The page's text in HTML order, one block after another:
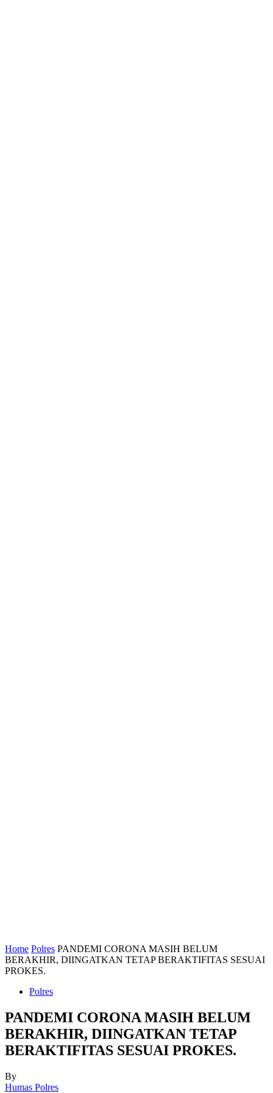
Home Polres PANDEMI CORONA MASIH BELUM
BERAKHIR, DIINGATKAN TETAP BERAKTIFITAS SESUAI
PROKES.
Polres
PANDEMI CORONA MASIH BELUM
BERAKHIR, DIINGATKAN TETAP
BERAKTIFITAS SESUAI PROKES.
By
Humas Polres